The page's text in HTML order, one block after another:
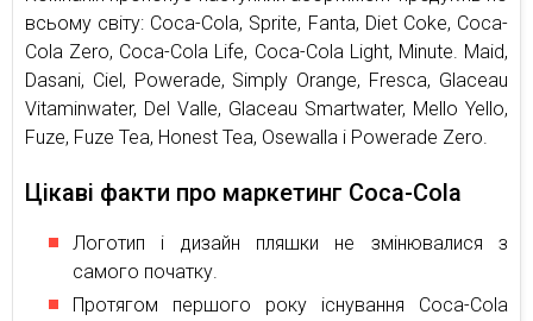
всьому світу: Coca-Cola, Sprite, Fanta, Diet Coke, Coca-
Cola Zero, Coca-Cola Life, Coca-Cola Light, Minute. Maid,
Dasani, Ciel, Powerade, Simply Orange, Fresca, Glaceau
Vitaminwater, Del Valle, Glaceau Smartwater, Mello Yello,
Fuze, Fuze Tea, Honest Tea, Osewalla і Powerade Zero.
Цікаві факти про маркетинг Coca-Cola
Логотип і дизайн пляшки не змінювалися з
самого початку.
Протягом першого року існування Coca-Cola